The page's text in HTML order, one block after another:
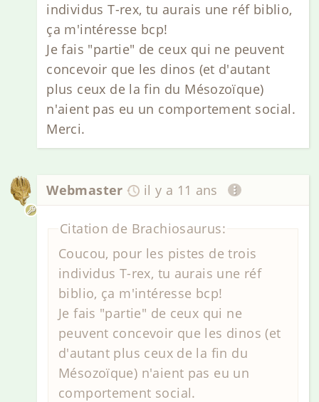
individus T-rex, tu aurais une réf biblio,
ça m'intéresse bcp!
Je fais "partie" de ceux qui ne peuvent
concevoir que les dinos (et d'autant
plus ceux de la fin du Mésozoïque)
n'aient pas eu un comportement social.
Merci.
Webmaster il y a 11 ans
Citation de Brachiosaurus:
Coucou, pour les pistes de trois
individus T-rex, tu aurais une réf
biblio, ça m'intéresse bcp!
Je fais "partie" de ceux qui ne
peuvent concevoir que les dinos (et
d'autant plus ceux de la fin du
Mésozoïque) n'aient pas eu un
comportement social.